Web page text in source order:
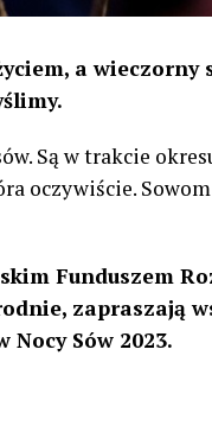
a wieczorny
Są w trakcie
oczywiście.
Funduszem
zapraszają
Sów 2023.